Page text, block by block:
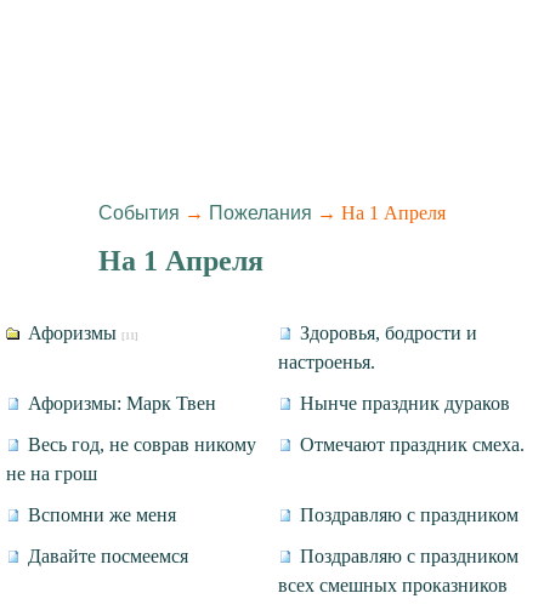
События → Пожелания → На 1 Апреля
На 1 Апреля
Афоризмы [11]
Здоровья, бодрости и
настроенья.
Афоризмы: Марк Твен
Нынче праздник дураков
Весь год, не соврав никому
не на грош
Отмечают праздник смеха.
Вспомни же меня
Поздравляю с праздником
Давайте посмеемся
Поздравляю с праздником
всех смешных проказников